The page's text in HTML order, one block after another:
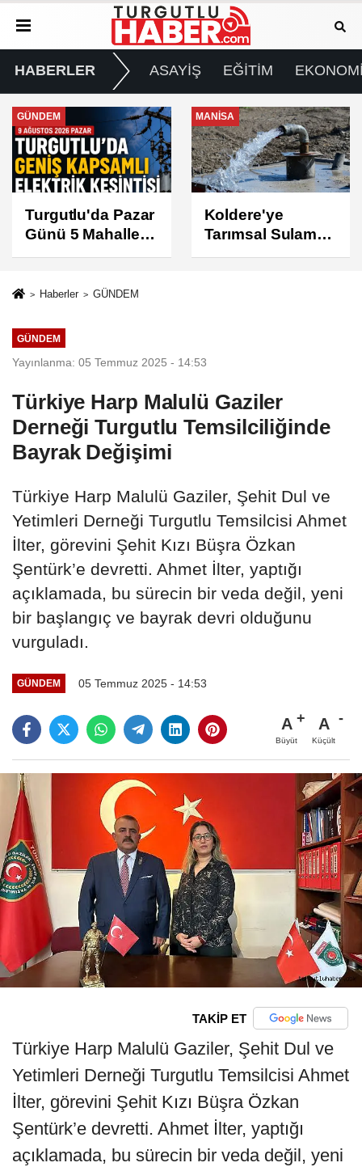
HABERLER ASAYİŞ EĞİTİM
MANİSA
Koldere'ye
Tarımsal Sulama
Desteği
GÜNDEM
Manisa'da 1.200
Kınalı Keklik
Doğaya Salındı
Haberler GÜNDEM
GÜNDEM
Yayınlanma: 05 Temmuz 2025 - 14:53
Türkiye Harp Malulü Gaziler
Derneği Turgutlu Temsilciliğinde
Bayrak Değişimi
Türkiye Harp Malulü Gaziler, Şehit Dul ve
Yetimleri Derneği Turgutlu Temsilcisi Ahmet
İlter, görevini Şehit Kızı Büşra Özkan
Şentürk’e devretti. Ahmet İlter, yaptığı
açıklamada, bu sürecin bir veda değil, yeni
bir başlangıç ve bayrak devri olduğunu
vurguladı.
GÜNDEM 05 Temmuz 2025 - 14:53
A
Büyüt
A
Küçült
TAKİP ET
Türkiye Harp Malulü Gaziler, Şehit Dul ve
Yetimleri Derneği Turgutlu Temsilcisi Ahmet
İlter, görevini Şehit Kızı Büşra Özkan
Şentürk’e devretti. Ahmet İlter, yaptığı
açıklamada, bu sürecin bir veda değil, yeni